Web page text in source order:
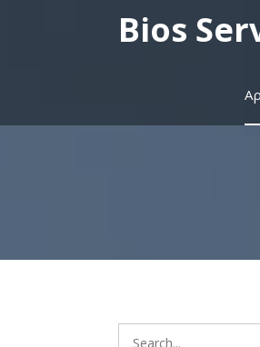
Bios